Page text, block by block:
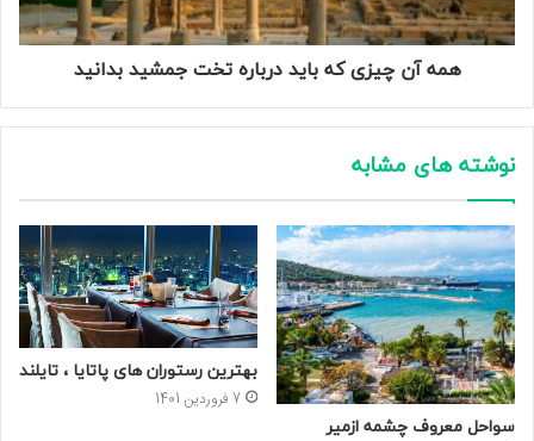
همه آن چیزی که باید درباره تخت جمشید بدانید
نوشته های مشابه
سواحل معروف چشمه ازمیر
بهترین رستوران های پاتایا ، تایلند
7 فروردین 1401